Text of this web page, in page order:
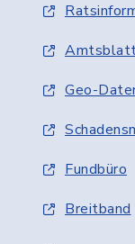
Geo-
Fundbüro
Breitband